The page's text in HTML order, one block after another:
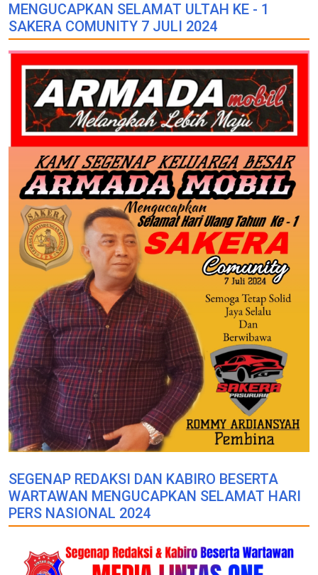
MENGUCAPKAN SELAMAT ULTAH KE - 1
SAKERA COMUNITY 7 JULI 2024
SEGENAP REDAKSI DAN KABIRO BESERTA
WARTAWAN MENGUCAPKAN SELAMAT HARI
PERS NASIONAL 2024